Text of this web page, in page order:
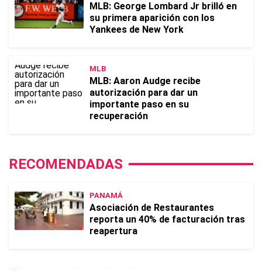
MLB: George Lombard Jr brilló en
su primera aparición con los
Yankees de New York
MLB
MLB: Aaron Audge recibe
autorización para dar un
importante paso en su
recuperación
RECOMENDADAS
PANAMÁ
Asociación de Restaurantes
reporta un 40% de facturación tras
reapertura